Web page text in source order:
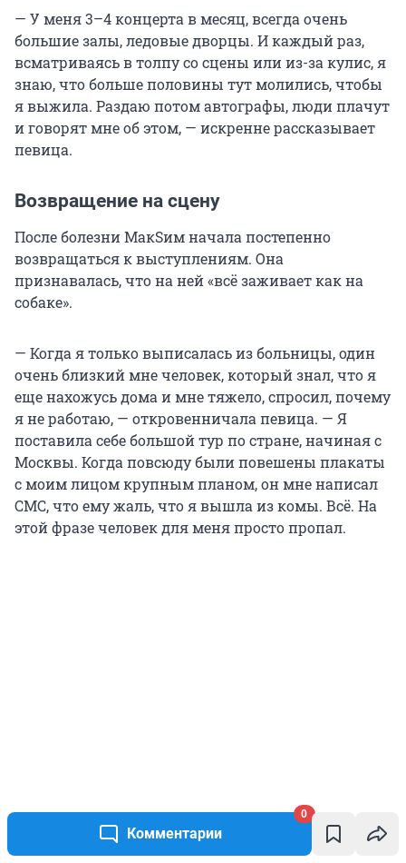
Комментарии
0
— У меня 3–4 концерта в месяц, всегда очень
большие залы, ледовые дворцы. И каждый раз,
всматриваясь в толпу со сцены или из-за кулис, я
знаю, что больше половины тут молились, чтобы
я выжила. Раздаю потом автографы, люди плачут
и говорят мне об этом, — искренне рассказывает
певица.
Возвращение на сцену
После болезни МакSим начала постепенно
возвращаться к выступлениям. Она
признавалась, что на ней «всё заживает как на
собаке».
— Когда я только выписалась из больницы, один
очень близкий мне человек, который знал, что я
еще нахожусь дома и мне тяжело, спросил, почему
я не работаю, — откровенничала певица. — Я
поставила себе большой тур по стране, начиная с
Москвы. Когда повсюду были повешены плакаты
с моим лицом крупным планом, он мне написал
СМС, что ему жаль, что я вышла из комы. Всё. На
этой фразе человек для меня просто пропал.